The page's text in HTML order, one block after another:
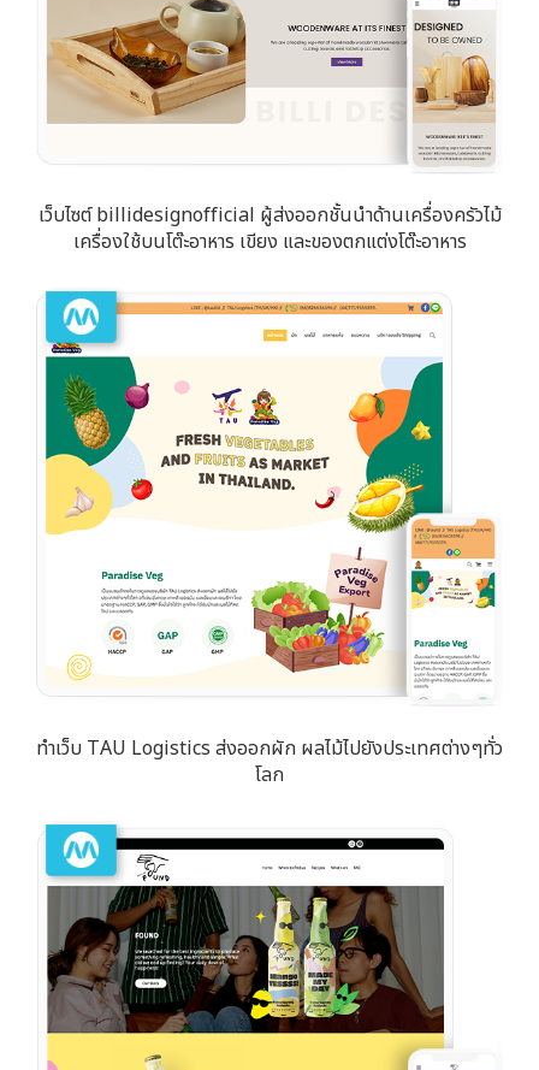
เว็บไซต์ billidesignofficial ผู้ส่งออกชั้นนำด้านเครื่องครัวไม้
เครื่องใช้บนโต๊ะอาหาร เขียง และของตกแต่งโต๊ะอาหาร
ทำเว็บ TAU Logistics ส่งออกผัก ผลไม้ไปยังประเทศต่างๆทั่ว
โลก